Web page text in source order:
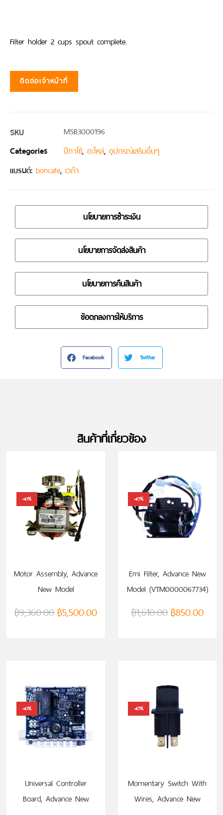
Filter holder 2 cups spout complete.
ติดต่อเจ้าหน้าที่
SKU MSB3000196
Categories ปีกาโซ่, อะไหล่, อุปกรณ์เสริมอื่นๆ
แบรนด์: boncafe, เวก้า
นโยบายการชำระเงิน
นโยบายการจัดส่งสินค้า
นโยบายการคืนสินค้า
ข้อตกลงการให้บริการ
Facebook Twitter
สินค้าที่เกี่ยวข้อง
-41%
Motor Assembly, Advance
New Model
(VTM0000067731)
฿9,360.00 ฿5,500.00
-47%
Emi Filter, Advance New
Model (VTM0000067734)
฿1,610.00 ฿850.00
-41%
Universal Controller
Board, Advance New
-47%
Momentary Switch With
Wires, Advance New